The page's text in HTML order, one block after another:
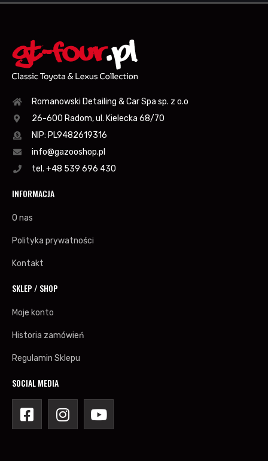
Romanowski Detailing & Car Spa sp. z o.o
26-600 Radom, ul. Kielecka 68/70
NIP: PL9482619316
info@gazooshop.pl
tel. +48 539 696 430
INFORMACJA
O nas
Polityka prywatności
Kontakt
SKLEP / SHOP
Moje konto
Historia zamówień
Regulamin Sklepu
SOCIAL MEDIA